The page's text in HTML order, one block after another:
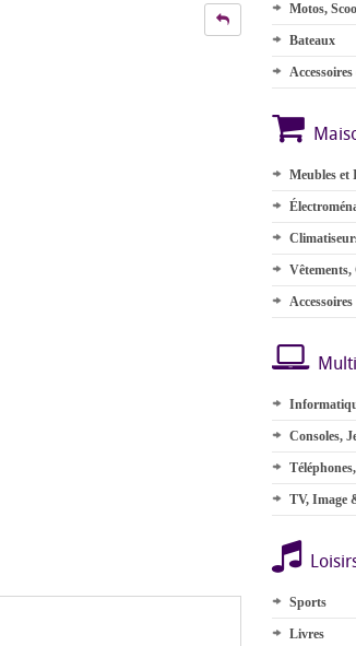
Motos,
Bateaux
Accessoires
Meubles et
Vêtements,
Accessoires
Consoles,
TV, Image
Sports
Livres